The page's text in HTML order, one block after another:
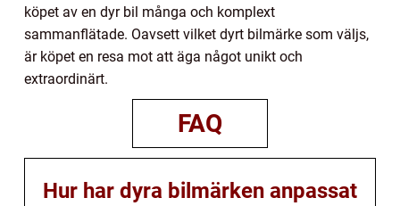
köpet av en dyr bil många och komplext
sammanflätade. Oavsett vilket dyrt bilmärke som väljs,
är köpet en resa mot att äga något unikt och
extraordinärt.
FAQ
Hur har dyra bilmärken anpassat